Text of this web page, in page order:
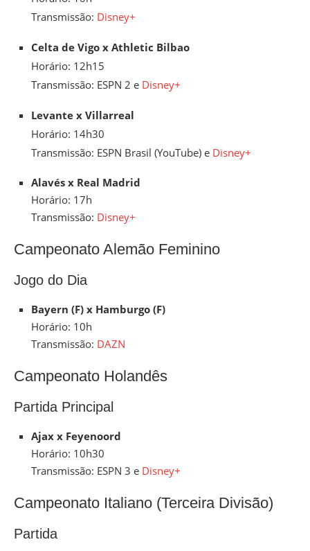
Transmissão: Disney+
Celta de Vigo x Athletic Bilbao
Horário: 12h15
Transmissão: ESPN 2 e Disney+
Levante x Villarreal
Horário: 14h30
Transmissão: ESPN Brasil (YouTube) e Disney+
Alavés x Real Madrid
Horário: 17h
Transmissão: Disney+
Campeonato Alemão Feminino
Jogo do Dia
Bayern (F) x Hamburgo (F)
Horário: 10h
Transmissão: DAZN
Campeonato Holandês
Partida Principal
Ajax x Feyenoord
Horário: 10h30
Transmissão: ESPN 3 e Disney+
Campeonato Italiano (Terceira Divisão)
Partida